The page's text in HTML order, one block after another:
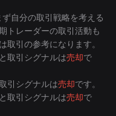
自分の取引戦略を考える
トレーダーの取引活動も
取引の参考になります。
取引シグナルは売却で
引シグナルは売却です。
取引シグナルは売却で